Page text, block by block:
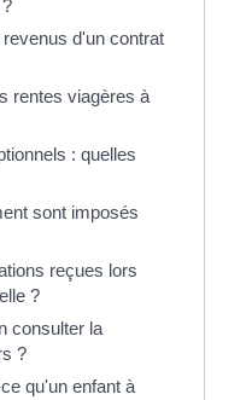
d'un contrat
rentes viagères à
: quelles
sont imposés
reçues lors
?
consulter la
?
qu'un enfant à